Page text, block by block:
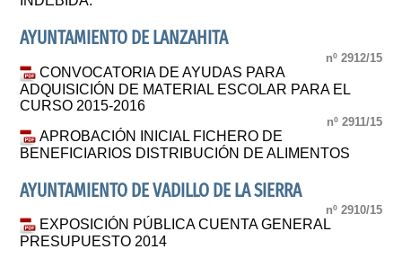
AYUNTAMIENTO DE LANZAHITA
nº 2912/15
CONVOCATORIA DE AYUDAS PARA
ADQUISICIÓN DE MATERIAL ESCOLAR PARA EL
CURSO 2015-2016
nº 2911/15
APROBACIÓN INICIAL FICHERO DE
BENEFICIARIOS DISTRIBUCIÓN DE ALIMENTOS
AYUNTAMIENTO DE VADILLO DE LA SIERRA
nº 2910/15
EXPOSICIÓN PÚBLICA CUENTA GENERAL
PRESUPUESTO 2014